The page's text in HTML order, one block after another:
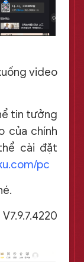
video
tin tưởng
của chính
cài đặt
pc